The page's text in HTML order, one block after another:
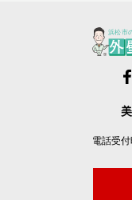
電話受